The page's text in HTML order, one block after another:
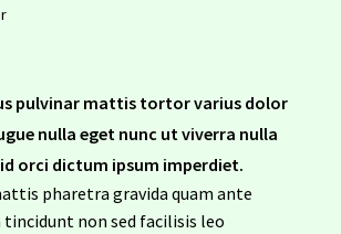
pulvinar mattis tortor varius dolor
nulla eget nunc ut viverra nulla
orci dictum ipsum imperdiet.
pharetra gravida quam ante
non sed facilisis leo